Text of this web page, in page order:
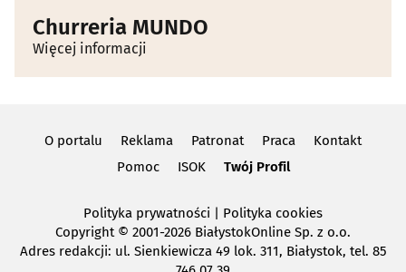
Churreria MUNDO
Więcej informacji
O portalu Reklama Patronat Praca
Kontakt
Pomoc
ISOK Twój Profil
Polityka prywatności | Polityka cookies
Copyright© 2001-2026 BiałystokOnline Sp. z o.o.
Adres redakcji: ul. Sienkiewicza 49 lok. 311, Białystok, tel. 85